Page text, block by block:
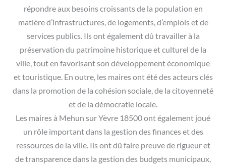
répondre aux besoins croissants de la population en
matière d’infrastructures, de logements, d’emplois et de
services publics. Ils ont également dû travailler à la
préservation du patrimoine historique et culturel de la
ville, tout en favorisant son développement économique
et touristique. En outre, les maires ont été des acteurs clés
dans la promotion de la cohésion sociale, de la citoyenneté
et de la démocratie locale.
Les maires à Mehun sur Yèvre 18500 ont également joué
un rôle important dans la gestion des finances et des
ressources de la ville. Ils ont dû faire preuve de rigueur et
de transparence dans la gestion des budgets municipaux,